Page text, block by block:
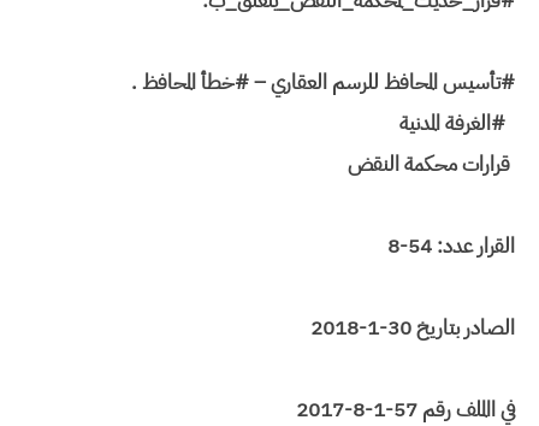
#تأسيس المحافظ للرسم العقاري – #خطأ المحافظ .
#الغرفة المدنية
قرارات محكمة النقض
القرار عدد: 54-8
الصادر بتاريخ 30-1-2018
في االملف رقم 57-1-8-2017